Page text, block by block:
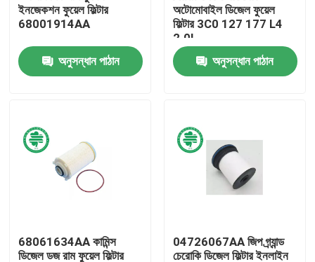
কারখানা ভ্রমণ
মান নিয়ন্ত্রণ
স্বয়ংচালিত কেবিন এয়ার ফিল্টার
ইনজেকশন ফুয়েল ফিল্টার
68001914AA
অনুসন্ধান পাঠান
অটোমোবাইল ডিজেল ফুয়েল
ফিল্টার 3C0 127 177 L4
2.0L
অনুসন্ধান পাঠান
68061634AA কামিন্স
ডিজেল ডজ রাম ফুয়েল ফিল্টার
04726067AA জিপ গ্র্যান্ড
চেরোকি ডিজেল ফিল্টার ইনলাইন